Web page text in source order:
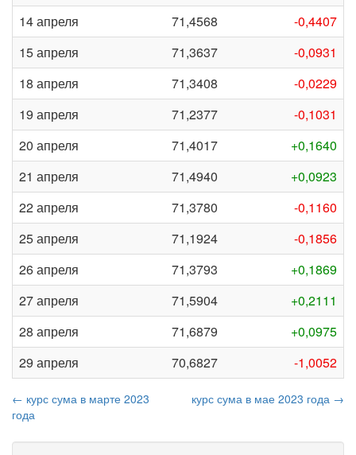
14 апреля
71,4568
-0,4407
15 апреля
71,3637
-0,0931
18 апреля
71,3408
-0,0229
19 апреля
71,2377
-0,1031
20 апреля
71,4017
+0,1640
21 апреля
71,4940
+0,0923
22 апреля
71,3780
-0,1160
25 апреля
71,1924
-0,1856
26 апреля
71,3793
+0,1869
27 апреля
71,5904
+0,2111
28 апреля
71,6879
+0,0975
29 апреля
70,6827 -1,0052
← курс сума в марте 2023
года
курс сума в мае 2023 года →